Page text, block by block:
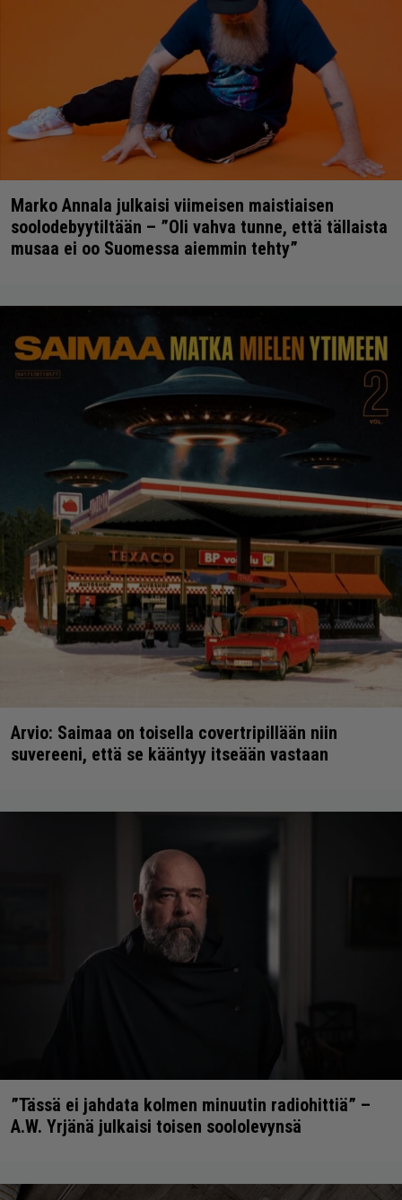
Marko Annala julkaisi viimeisen maistiaisen
soolodebyytiltään – ”Oli vahva tunne, että tällaista
musaa ei oo Suomessa aiemmin tehty”
Arvio: Saimaa on toisella covertripillään niin
suvereeni, että se kääntyy itseään vastaan
”Tässä ei jahdata kolmen minuutin radiohittiä” –
A.W. Yrjänä julkaisi toisen soololevynsä